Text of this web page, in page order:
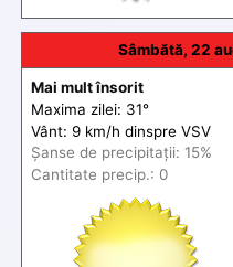
Sâmbătă, 22
Mai mult însorit
Maxima zilei: 31°
Vânt: 9 km/h dinspre VSV
Șanse de precipitații: 15%
Cantitate precip.: 0